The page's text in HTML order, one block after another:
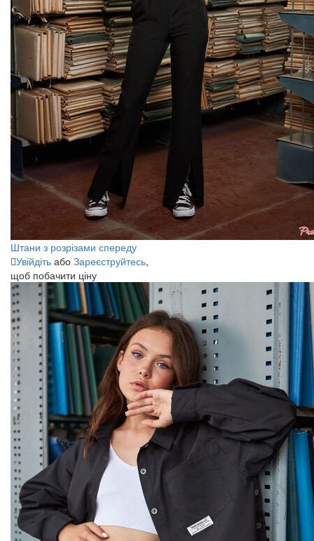
Штани з розрізами спереду
Увійдіть або Зареєструйтесь,
щоб побачити ціну